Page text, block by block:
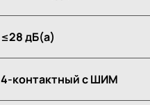
≤28 дБ(а)
4-контактный с ШИМ